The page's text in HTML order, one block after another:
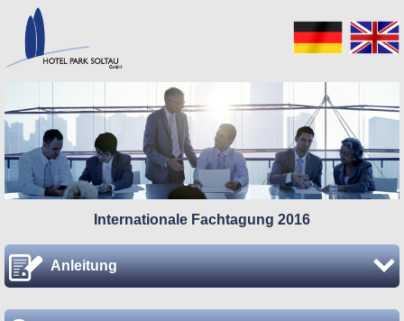
Internationale Fachtagung 2016
Anleitung